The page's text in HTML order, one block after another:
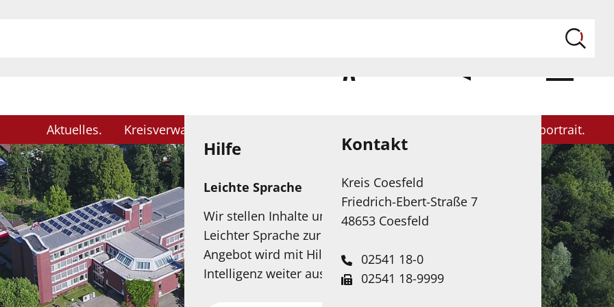
Aktuelles Kreisverwaltung Kreisportrait
Hilfe
Leichte Sprache
Wir stellen Inhalte unserer Web-Seite in
Leichter Sprache zur Verfügung. Das
Angebot wird mit Hilfe Künstlicher
Intelligenz weiter ausgebaut.
Kontakt
Kreis Coesfeld
Friedrich-Ebert-Straße 7
48653 Coesfeld
02541 18-0
02541 18-9999